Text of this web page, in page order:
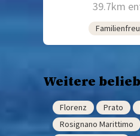
39.7km
Weitere
Florenz Prato
Rosignano Marittimo